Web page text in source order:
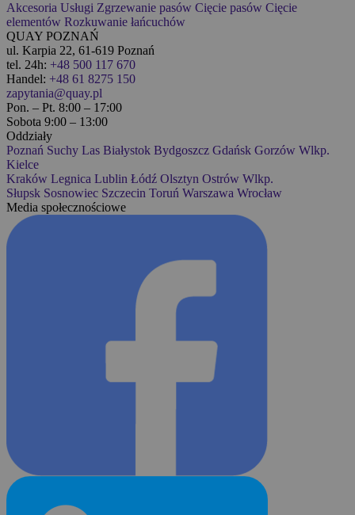
Akcesoria Usługi Zgrzewanie pasów Cięcie pasów Cięcie
elementów Rozkuwanie łańcuchów
QUAY POZNAŃ
ul. Karpia 22, 61-619 Poznań
tel. 24h: +48 500 117 670
Handel: +48 61 8275 150
zapytania@quay.pl
Pon. – Pt. 8:00 – 17:00
Sobota 9:00 – 13:00
Oddziały
Poznań Suchy Las Białystok Bydgoszcz Gdańsk Gorzów Wlkp.
Kielce
Kraków Legnica Lublin Łódź Olsztyn Ostrów Wlkp.
Słupsk Sosnowiec Szczecin Toruń Warszawa Wrocław
Media społecznościowe